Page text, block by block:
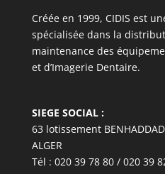
Créée en 1999, CIDIS est
spécialisée dans la
maintenance des
et d’Imagerie Dentaire.
SIEGE SOCIAL :
63 lotissement
ALGER
Tél : 020 39 78 80 / 020 39